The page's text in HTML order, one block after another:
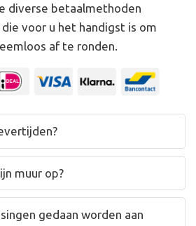
diverse betaalmethoden
voor u het handigst is om
af te ronden.
muur op?
gedaan worden aan